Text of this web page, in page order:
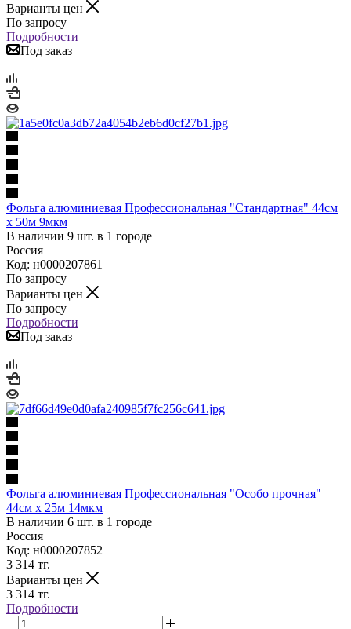
Варианты цен
По запросу
Подробности
Под заказ
Фольга алюминиевая Профессиональная "Стандартная" 44см
х 50м 9мкм
В наличии 9 шт. в 1 городе
Россия
Код: н0000207861
По запросу
Варианты цен
По запросу
Подробности
Под заказ
Фольга алюминиевая Профессиональная "Особо прочная"
44см х 25м 14мкм
В наличии 6 шт. в 1 городе
Россия
Код: н0000207852
3 314 тг.
Варианты цен
3 314 тг.
Подробности